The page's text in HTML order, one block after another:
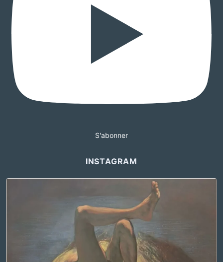
S'abonner
INSTAGRAM